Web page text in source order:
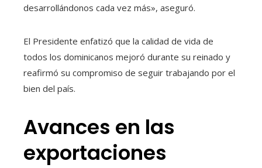
desarrollándonos cada vez más», aseguró.
El Presidente enfatizó que la calidad de vida de
todos los dominicanos mejoró durante su reinado y
reafirmó su compromiso de seguir trabajando por el
bien del país.
Avances en las
exportaciones